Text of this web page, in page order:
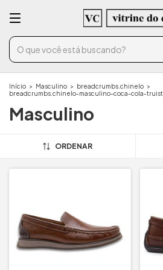
Início > Masculino > breadcrumbs.chinelo >
breadcrumbs.chinelo-masculino-coca-cola-truist
Masculino
ORDENAR